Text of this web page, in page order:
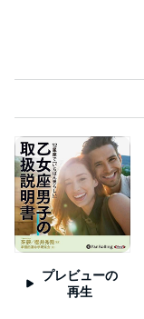
プレビューの
再生